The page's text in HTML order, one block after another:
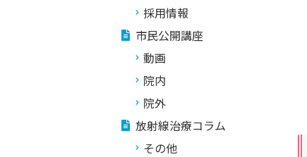
採用情報
市民公開講座
動画
院内
院外
放射線治療コラム
その他